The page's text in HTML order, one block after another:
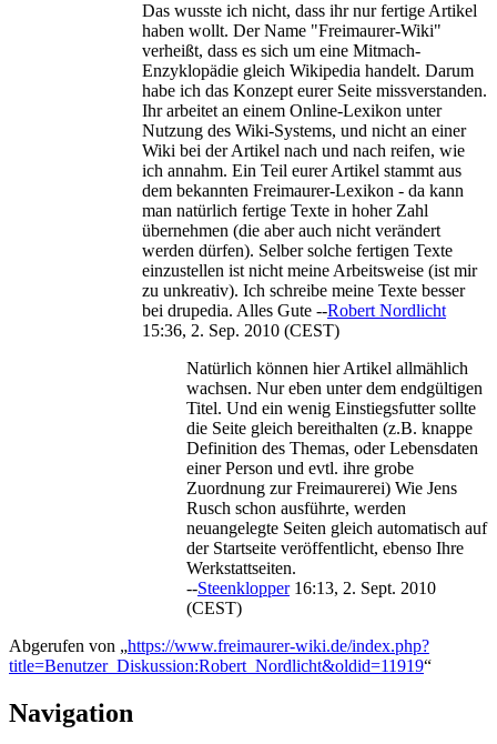
Das wusste ich nicht, dass ihr nur fertige Artikel
haben wollt. Der Name "Freimaurer-Wiki"
verheißt, dass es sich um eine Mitmach-
Enzyklopädie gleich Wikipedia handelt. Darum
habe ich das Konzept eurer Seite missverstanden.
Ihr arbeitet an einem Online-Lexikon unter
Nutzung des Wiki-Systems, und nicht an einer
Wiki bei der Artikel nach und nach reifen, wie
ich annahm. Ein Teil eurer Artikel stammt aus
dem bekannten Freimaurer-Lexikon - da kann
man natürlich fertige Texte in hoher Zahl
übernehmen (die aber auch nicht verändert
werden dürfen). Selber solche fertigen Texte
einzustellen ist nicht meine Arbeitsweise (ist mir
zu unkreativ). Ich schreibe meine Texte besser
bei drupedia. Alles Gute --Robert Nordlicht
15:36, 2. Sep. 2010 (CEST)
Natürlich können hier Artikel allmählich
wachsen. Nur eben unter dem endgültigen
Titel. Und ein wenig Einstiegsfutter sollte
die Seite gleich bereithalten (z.B. knappe
Definition des Themas, oder Lebensdaten
einer Person und evtl. ihre grobe
Zuordnung zur Freimaurerei) Wie Jens
Rusch schon ausführte, werden
neuangelegte Seiten gleich automatisch auf
der Startseite veröffentlicht, ebenso Ihre
Werkstattseiten.
--Steenklopper16:13, 2. Sept. 2010
(CEST)
Abgerufen von „https://www.freimaurer-wiki.de/index.php?
title=Benutzer_Diskussion:Robert_Nordlicht&oldid=11919“
Navigation